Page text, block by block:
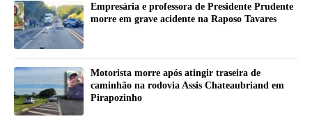
Empresária e professora de Presidente Prudente
morre em grave acidente na Raposo Tavares
Motorista morre após atingir traseira de
caminhão na rodovia Assis Chateaubriand em
Pirapozinho